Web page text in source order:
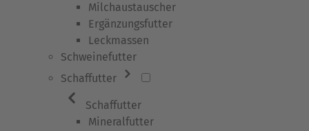
Milchaustauscher
Ergänzungsfutter
Leckmassen
Schweinefutter
Schaffutter
Schaffutter
Mineralfutter